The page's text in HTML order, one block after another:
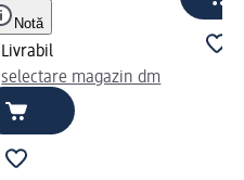
Notă
Livrabil
selectare magazin dm